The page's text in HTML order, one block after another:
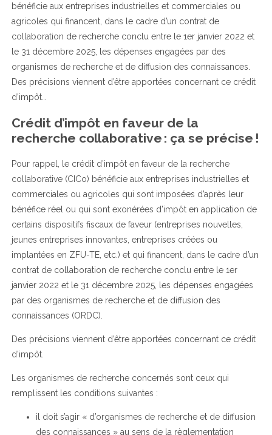
bénéficie aux entreprises industrielles et commerciales ou
agricoles qui financent, dans le cadre d’un contrat de
collaboration de recherche conclu entre le 1er janvier 2022 et
le 31 décembre 2025, les dépenses engagées par des
organismes de recherche et de diffusion des connaissances.
Des précisions viennent d’être apportées concernant ce crédit
d’impôt…
Crédit d’impôt en faveur de la
recherche collaborative : ça se précise !
Pour rappel, le crédit d’impôt en faveur de la recherche
collaborative (CICo) bénéficie aux entreprises industrielles et
commerciales ou agricoles qui sont imposées d’après leur
bénéfice réel ou qui sont exonérées d’impôt en application de
certains dispositifs fiscaux de faveur (entreprises nouvelles,
jeunes entreprises innovantes, entreprises créées ou
implantées en ZFU-TE, etc.) et qui financent, dans le cadre d’un
contrat de collaboration de recherche conclu entre le 1er
janvier 2022 et le 31 décembre 2025, les dépenses engagées
par des organismes de recherche et de diffusion des
connaissances (ORDC).
Des précisions viennent d’être apportées concernant ce crédit
d’impôt.
Les organismes de recherche concernés sont ceux qui
remplissent les conditions suivantes :
il doit s’agir « d’organismes de recherche et de diffusion
des connaissances » au sens de la règlementation